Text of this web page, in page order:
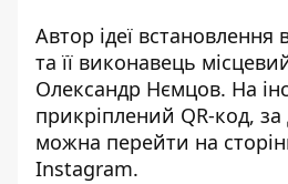
Автор ідеї встановлення
та її виконавець
Олександр Нємцов. На
прикріплений QR-код,
можна перейти на
Instagram.